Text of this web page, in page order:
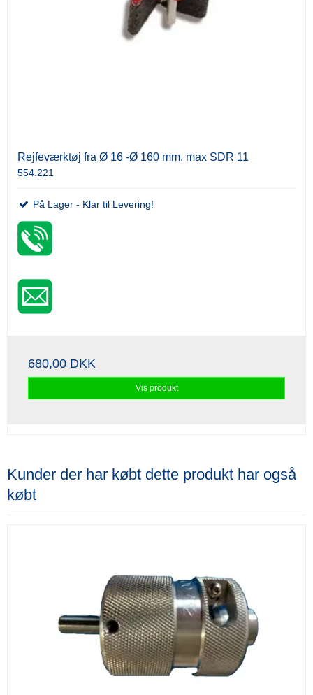
Rejfeværktøj fra Ø 16 -Ø 160 mm. max SDR 11
554.221
På Lager - Klar til Levering!
680,00 DKK
Vis produkt
Kunder der har købt dette produkt har også
købt